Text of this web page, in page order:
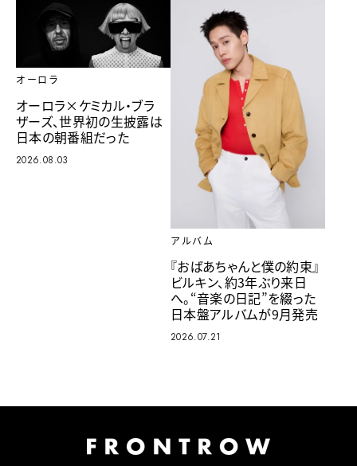
オーロラ
オーロラ×ケミカル・ブラ
ザーズ、世界初の生披露は
日本の朝番組だった
2026.08.03
アルバム
『おばあちゃんと僕の約束』
ビルキン、約3年ぶり来日
へ。“音楽の日記”を綴った
日本盤アルバムが9月発売
2026.07.21